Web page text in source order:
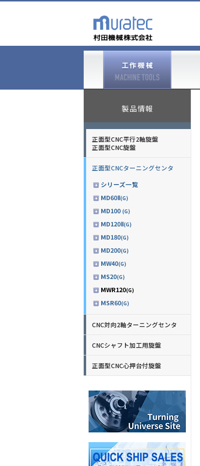
製品情報
正面型CNC平行2軸旋盤
正面型CNC旋盤
正面型CNCターニングセンタ
シリーズ一覧
MD60Ⅱ(G)
MD100 (G)
MD120Ⅱ(G)
MD180(G)
MD200(G)
MW40(G)
MS20(G)
MWR120(G)
MSR60(G)
CNC対向2軸ターニングセンタ
CNCシャフト加工用旋盤
正面型CNC心押台付旋盤